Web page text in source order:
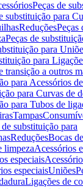
Peças de
substituição para
ReduçõesPeças
Peças de
para
para
transição a outros
para Acessórios
para Curvas de
para Tubos de
Tampas
de substituição para
ReduçõesBocas
limpezaAcessórios
especiais
especiaisUniões
Ligações de